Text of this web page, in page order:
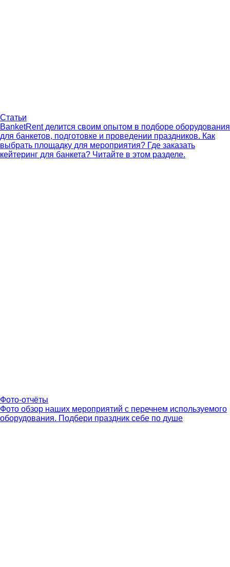
Статьи
BanketRent делится своим опытом в подборе оборудования
для банкетов, подготовке и проведении праздников. Как
выбрать площадку для мероприятия? Где заказать
кейтеринг для банкета? Читайте в этом разделе.
Фото-отчёты
Фото обзор наших мероприятий с перечнем используемого
оборудования. Подбери праздник себе по душе